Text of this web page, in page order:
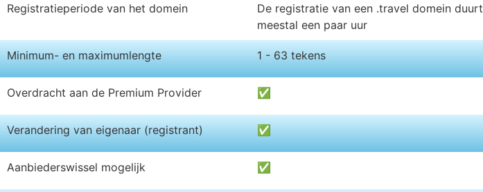
Registratieperiode van het domein
De registratie van een .travel domein duurt
meestal een paar uur
Minimum- en maximumlengte 1 - 63 tekens
Overdracht aan de Premium Provider ✅
Verandering van eigenaar (registrant) ✅
Aanbiederswissel mogelijk ✅